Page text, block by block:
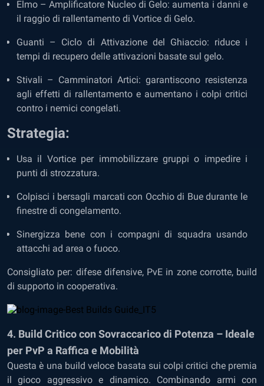
Elmo – Amplificatore Nucleo di Gelo: aumenta i danni e
il raggio di rallentamento di Vortice di Gelo.
Guanti – Ciclo di Attivazione del Ghiaccio: riduce i
tempi di recupero delle attivazioni basate sul gelo.
Stivali – Camminatori Artici: garantiscono resistenza
agli effetti di rallentamento e aumentano i colpi critici
contro i nemici congelati.
Strategia:
Usa il Vortice per immobilizzare gruppi o impedire i
punti di strozzatura.
Colpisci i bersagli marcati con Occhio di Bue durante le
finestre di congelamento.
Sinergizza bene con i compagni di squadra usando
attacchi ad area o fuoco.
Consigliato per: difese difensive, PvE in zone corrotte, build
di supporto in cooperativa.
4. Build Critico con Sovraccarico di Potenza – Ideale
per PvP a Raffica e Mobilità
Questa è una build veloce basata sui colpi critici che premia
il gioco aggressivo e dinamico. Combinando armi con